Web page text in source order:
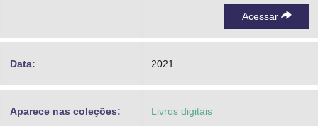
Acessar
Data: 2021
Aparece nas coleções: Livros digitais